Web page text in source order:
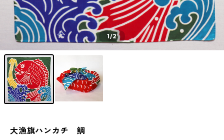
1/2
大漁旗ハンカチ 鯛